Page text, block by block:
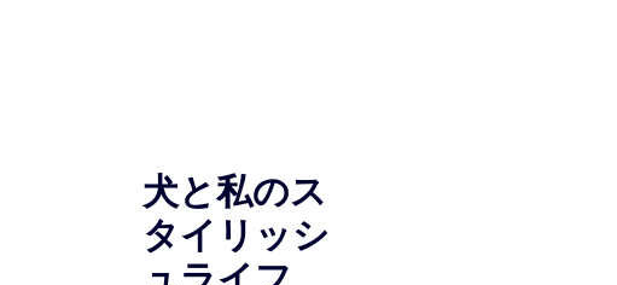
犬と私のス
タイリッシ